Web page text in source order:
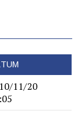
11/20